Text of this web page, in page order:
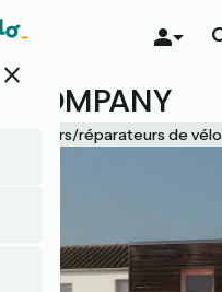
close
COMPANY
Loueurs/réparateurs de vélo